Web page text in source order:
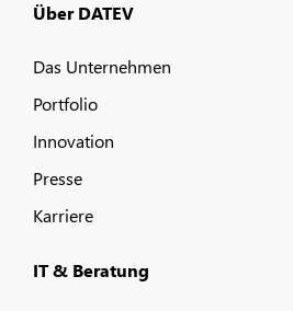
Über DATEV
Das Unternehmen
Portfolio
Innovation
Presse
Karriere
IT & Beratung